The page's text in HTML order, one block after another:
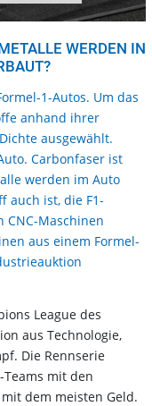
WERDEN IN
1-Autos. Um das
anhand ihrer
ausgewählt.
Carbonfaser ist
werden im Auto
auch ist, die F1-
Maschinen
aus einem Formel-
League des
aus Technologie,
Die Rennserie
mit den
dem meisten Geld.